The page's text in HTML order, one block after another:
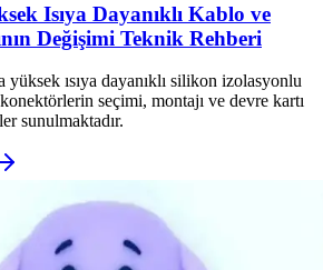
Isıya Dayanıklı Kablo ve
Değişimi Teknik Rehberi
yüksek ısıya dayanıklı silikon izolasyonlu
seçimi, montajı ve devre kartı
sunulmaktadır.